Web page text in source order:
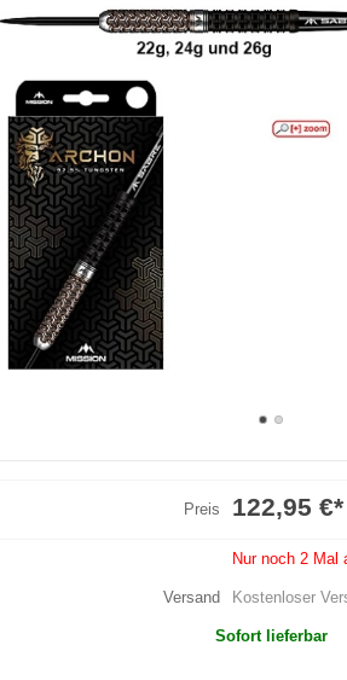
Preis 122,95 €*
Nur noch 2 Mal
Versand Kostenloser
Sofort lieferbar